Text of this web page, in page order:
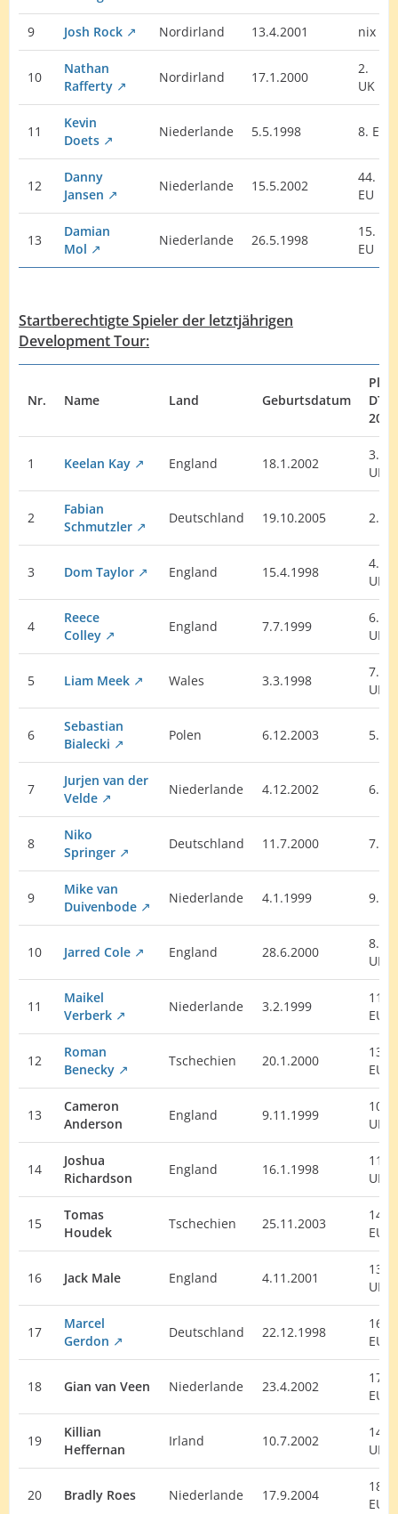
9 Josh Rock Nordirland 13.4.2001 nix
10
Nathan
Rafferty
Nordirland 17.1.2000
2.
UK
11
Kevin
Doets
Niederlande 5.5.1998 8. EU
12
Danny
Jansen
Niederlande 15.5.2002
44.
EU
13
Damian
Mol
Niederlande 26.5.1998
15.
EU
Startberechtigte Spieler der letztjährigen
Development Tour:
Nr. Name Land Geburtsdatum
Platz
DT
2021
1 Keelan Kay England 18.1.2002
3.
UK
2
Fabian
Schmutzler
Deutschland 19.10.2005 2. EU
3 Dom Taylor England 15.4.1998
4.
UK
4
Reece
Colley
England 7.7.1999
6.
UK
5 Liam Meek Wales 3.3.1998
7.
UK
6
Sebastian
Bialecki
Polen 6.12.2003 5. EU
7
Jurjen van der
Velde
Niederlande 4.12.2002 6. EU
8
Niko
Springer
Deutschland 11.7.2000 7. EU
9
Mike van
Duivenbode
Niederlande 4.1.1999 9. EU
10 Jarred Cole England 28.6.2000
8.
UK
11
Maikel
Verberk
Niederlande 3.2.1999
11.
EU
12
Roman
Benecky
Tschechien 20.1.2000
13.
EU
13
Cameron
Anderson
England 9.11.1999
10.
UK
14
Joshua
Richardson
England 16.1.1998
11.
UK
15
Tomas
Houdek
Tschechien 25.11.2003
14.
EU
16 Jack Male England 4.11.2001
13.
UK
17
Marcel
Gerdon
Deutschland 22.12.1998
16.
EU
18 Gian van Veen Niederlande 23.4.2002
17.
EU
19
Killian
Heffernan
Irland 10.7.2002
14.
UK
20 Bradly Roes Niederlande 17.9.2004
18.
EU